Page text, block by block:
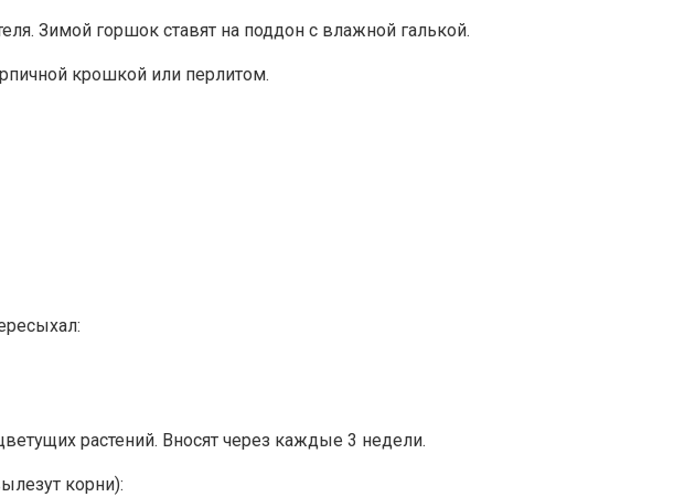
Зимой горшок ставят на поддон с влажной галькой.
крошкой или перлитом.
растений. Вносят через каждые 3 недели.
корни):